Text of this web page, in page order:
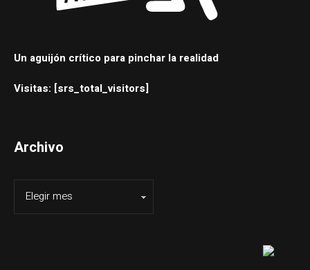
Un aguijón crítico para pinchar la realidad
Visitas: [srs_total_visitors]
Archivo